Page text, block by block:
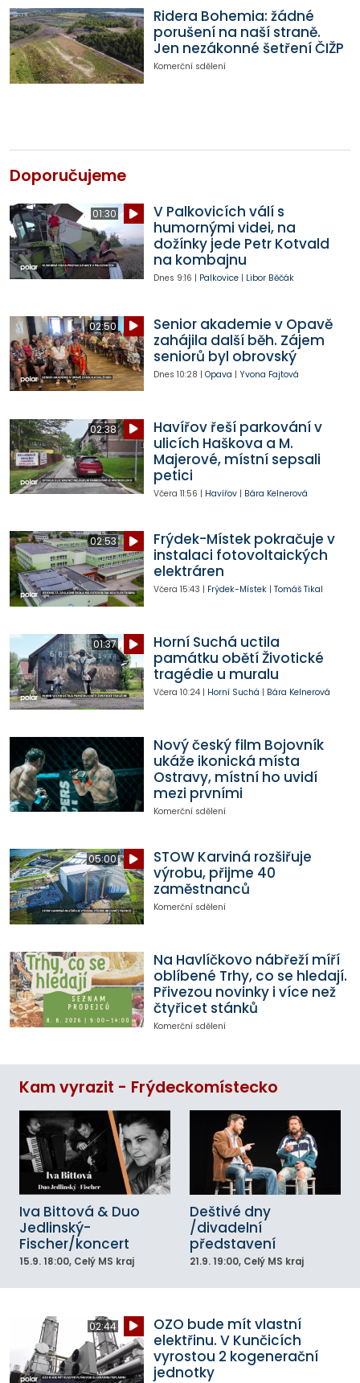
Ridera Bohemia: žádné
porušení na naší straně.
Jen nezákonné šetření ČIŽP
Komerční sdělení
Doporučujeme
01:30
V Palkovicích válí s
humornými videi, na
dožínky jede Petr Kotvald
na kombajnu
Dnes 9:16 | Palkovice| Libor Běčák
02:50
Senior akademie v Opavě
zahájila další běh. Zájem
seniorů byl obrovský
Dnes 10:28 | Opava | Yvona Fajtová
02:38
Havířov řeší parkování v
ulicích Haškova a M.
Majerové, místní sepsali
petici
Včera 11:56 | Havířov| Bára Kelnerová
02:53
Frýdek-Místek pokračuje v
instalaci fotovoltaických
elektráren
Včera 15:43 | Frýdek-Místek| Tomáš Tikal
01:37
Horní Suchá uctila
památku obětí Životické
tragédie u muralu
Včera 10:24| Horní Suchá | Bára Kelnerová
Nový český film Bojovník
ukáže ikonická místa
Ostravy, místní ho uvidí
mezi prvními
Komerční sdělení
05:00
STOW Karviná rozšiřuje
výrobu, přijme 40
zaměstnanců
Komerční sdělení
Na Havlíčkovo nábřeží míří
oblíbené Trhy, co se hledají.
Přivezou novinky i více než
čtyřicet stánků
Komerční sdělení
Kam vyrazit - Frýdeckomístecko
Iva Bittová & Duo
Jedlinský-
Fischer/koncert
15.9. 18:00, Celý MS kraj
Deštivé dny
/divadelní
představení
21.9. 19:00, Celý MS kraj
02:44
OZO bude mít vlastní
elektřinu. V Kunčicích
vyrostou 2 kogenerační
jednotky